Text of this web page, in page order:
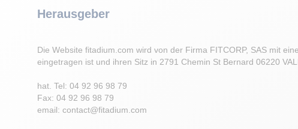
Herausgeber
Die Website fitadium.com wird von der Firma FITCORP, SAS mit
eingetragen ist und ihren Sitz in 2791 Chemin St Bernard 06220
hat. Tel: 04 92 96 98 79
Fax: 04 92 96 98 79
email: contact@fitadium.com